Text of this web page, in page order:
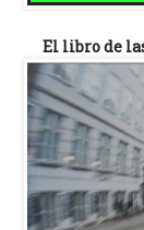
El libro de